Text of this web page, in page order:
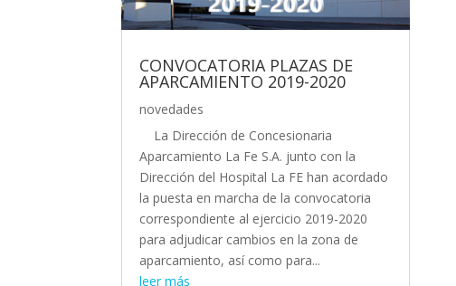
CONVOCATORIA PLAZAS DE
APARCAMIENTO 2019-2020
novedades
La Dirección de Concesionaria
Aparcamiento La Fe S.A. junto con la
Dirección del Hospital La FE han acordado
la puesta en marcha de la convocatoria
correspondiente al ejercicio 2019-2020
para adjudicar cambios en la zona de
aparcamiento, así como para...
leer más